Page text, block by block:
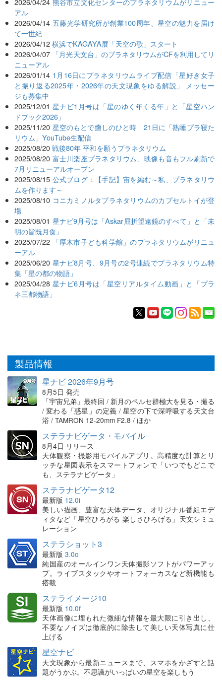
アル
2026/04/14 五藤光学研究所が創業100周年、星空の魅力を届け
て一世紀
2026/04/12 横浜でKAGAYA展「天空の歌」スタート
2026/04/07 「月光天文台」のプラネタリウムがCFを利用してリ
ニューアル
2026/01/14 1月16日にプラネタリウムライブ配信「星好き女子
と振り返る2025年・2026年の天文現象をゆる解説」 メッセー
ジも募集中
2025/12/01 星ナビ1月号は「星のゆく年くる年」と「星空ハン
ドブック2026」
2025/11/20 星空のもとで癒しのひと時 21日に「熟睡プラ寝た
リウム」YouTube生配信
2025/08/20 戦後80年 平和を願うプラネタリウム
2025/08/20 富士川楽座プラネタリウム、映像も音もフル刷新で
7月リニューアルオープン
2025/08/15 公式ブログ：【手記】宙を編む～私、プラネタリウ
ムを作ります～
2025/08/10 コニカミノルタプラネタリウムのカプセルトイが登
場
2025/08/01 星ナビ9月号は「Askar屈折望遠鏡のすべて」と「未
明の皆既月食」
2025/07/22
「厚木市子ども科学館」のプラネタリウムがリニュ
ーアル
2025/06/20 星ナビ8月号、9月号の2号連続でプラネタリウム特
集「星の都の物語」
2025/04/28 星ナビ6月号は「星空リアルタイム動画」と「プラ
ネ三都物語」
製品情報
星ナビ 2026年9月号
8月5日 発売
「宇宙兄弟」最終回 / 新月のペルセ群極大を見る・撮る
/ 変わる「惑星」の定義 / 星空の下で深呼吸する天文台
浴 / TAMRON 12-20mm F2.8 / ほか
ステラナビゲータ・モバイル
8月4日 リリース
天体観察・撮影用モバイルアプリ。高精度な計算とリ
ッチな星図表示をスマートフォンで「いつでもどこで
も、ステラナビゲータ」
ステラナビゲータ12
最新版 12.0i
美しい描画、豊富な天体データ、オリジナル番組エデ
ィタなど「星空ひろがる 楽しさひろげる」天文シミュ
レーション
ステラショット3
最新版 3.0o
純国産のオールインワン天体撮影ソフトがパワーアッ
プ。ライブスタックやオートフォーカスなど新機能も
搭載
ステライメージ10
最新版 10.0f
天体画像に埋もれた微細な情報を最大限に引き出し、
不要なノイズは徹底的に除去して美しい天体写真に仕
上げる
星空ナビ
天文現象から最新ニュースまで、スマホをかざすと話
題がうかぶ。不思議がいっぱいの星空を楽しもう